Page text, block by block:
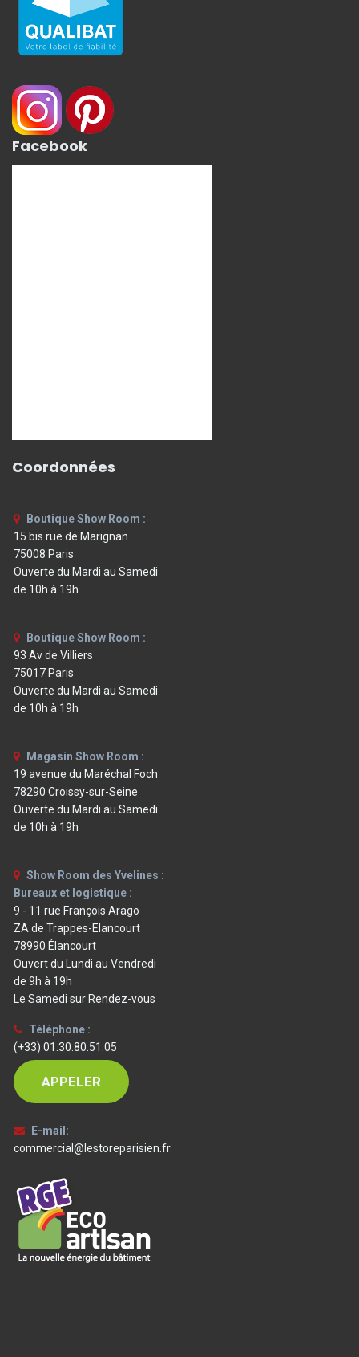
Facebook
Coordonnées
Boutique Show Room :
15 bis rue de Marignan
75008 Paris
Ouverte du Mardi au Samedi
de 10h à 19h
Boutique Show Room :
93 Av de Villiers
75017 Paris
Ouverte du Mardi au Samedi
de 10h à 19h
Magasin Show Room :
19 avenue du Maréchal Foch
78290 Croissy-sur-Seine
Ouverte du Mardi au Samedi
de 10h à 19h
Show Room des Yvelines :
Bureaux et logistique :
9 - 11 rue François Arago
ZA de Trappes-Elancourt
78990 Élancourt
Ouvert du Lundi au Vendredi
de 9h à 19h
Le Samedi sur Rendez-vous
Téléphone :
(+33) 01.30.80.51.05
APPELER
E-mail:
commercial@lestoreparisien.fr